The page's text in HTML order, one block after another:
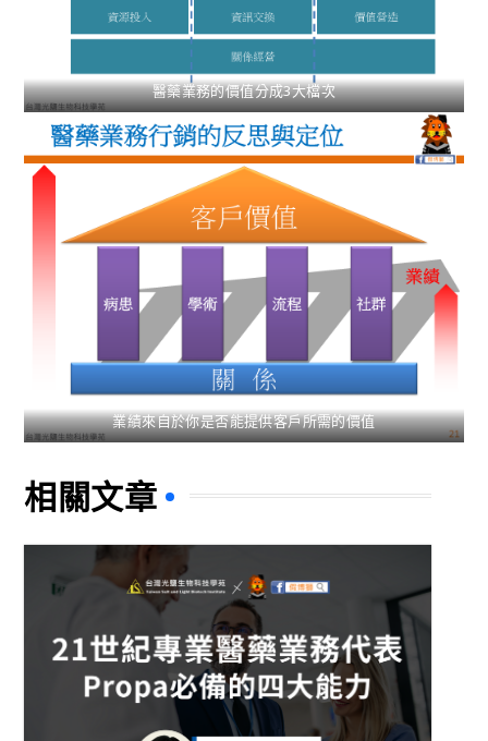
醫藥業務的價值分成3大檔次
業績來自於你是否能提供客戶所需的價值
相關文章